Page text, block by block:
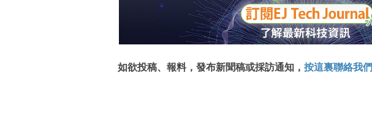
如欲投稿、報料，發布新聞稿或採訪通知， 按這裏聯絡我們